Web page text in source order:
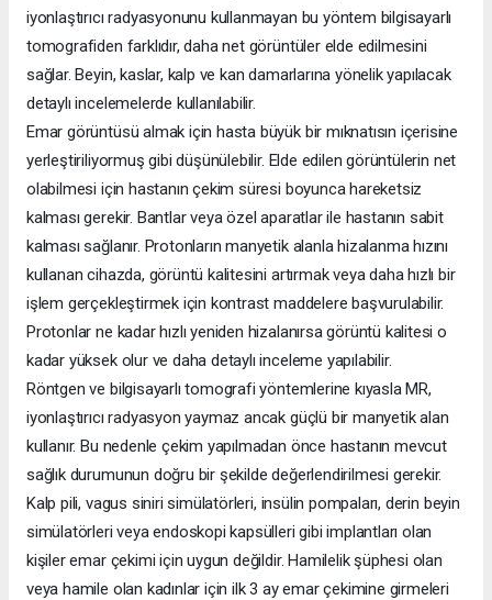
iyonlaştırıcı radyasyonunu kullanmayan bu yöntem bilgisayarlı
tomografiden farklıdır, daha net görüntüler elde edilmesini
sağlar. Beyin, kaslar, kalp ve kan damarlarına yönelik yapılacak
detaylı incelemelerde kullanılabilir.
Emar görüntüsü almak için hasta büyük bir mıknatısın içerisine
yerleştiriliyormuş gibi düşünülebilir. Elde edilen görüntülerin net
olabilmesi için hastanın çekim süresi boyunca hareketsiz
kalması gerekir. Bantlar veya özel aparatlar ile hastanın sabit
kalması sağlanır. Protonların manyetik alanla hizalanma hızını
kullanan cihazda, görüntü kalitesini artırmak veya daha hızlı bir
işlem gerçekleştirmek için kontrast maddelere başvurulabilir.
Protonlar ne kadar hızlı yeniden hizalanırsa görüntü kalitesi o
kadar yüksek olur ve daha detaylı inceleme yapılabilir.
Röntgen ve bilgisayarlı tomografi yöntemlerine kıyasla MR,
iyonlaştırıcı radyasyon yaymaz ancak güçlü bir manyetik alan
kullanır. Bu nedenle çekim yapılmadan önce hastanın mevcut
sağlık durumunun doğru bir şekilde değerlendirilmesi gerekir.
Kalp pili, vagus siniri simülatörleri, insülin pompaları, derin beyin
simülatörleri veya endoskopi kapsülleri gibi implantları olan
kişiler emar çekimi için uygun değildir. Hamilelik şüphesi olan
veya hamile olan kadınlar için ilk 3 ay emar çekimine girmeleri